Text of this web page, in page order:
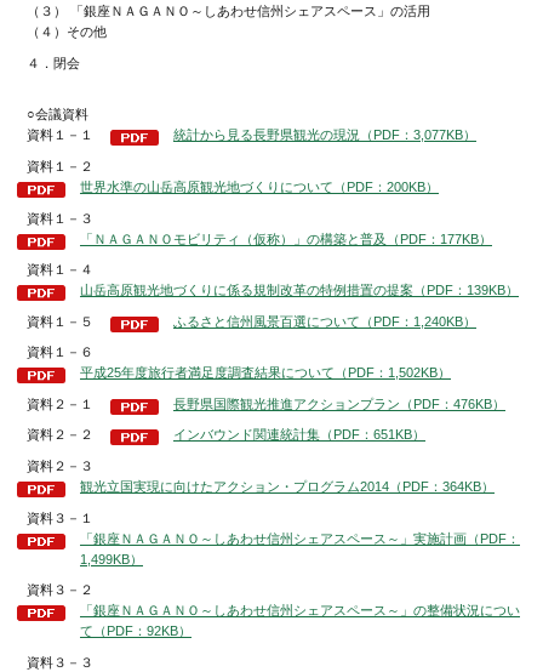
（３） 「銀座ＮＡＧＡＮＯ～しあわせ信州シェアスペース」の活用
（４）その他
４．閉会
○会議資料
資料１－１
統計から見る長野県観光の現況（PDF：3,077KB）
資料１－２
世界水準の山岳高原観光地づくりについて（PDF：200KB）
資料１－３
「ＮＡＧＡＮＯモビリティ（仮称）」の構築と普及（PDF：177KB）
資料１－４
山岳高原観光地づくりに係る規制改革の特例措置の提案（PDF：139KB）
資料１－５ ふるさと信州風景百選について（PDF：1,240KB）
資料１－６
平成25年度旅行者満足度調査結果について（PDF：1,502KB）
資料２－１ 長野県国際観光推進アクションプラン（PDF：476KB）
資料２－２ インバウンド関連統計集（PDF：651KB）
資料２－３
観光立国実現に向けたアクション・プログラム2014（PDF：364KB）
資料３－１
「銀座ＮＡＧＡＮＯ～しあわせ信州シェアスペース～」実施計画（PDF：
1,499KB）
資料３－２
「銀座ＮＡＧＡＮＯ～しあわせ信州シェアスペース～」の整備状況につい
て（PDF：92KB）
資料３－３